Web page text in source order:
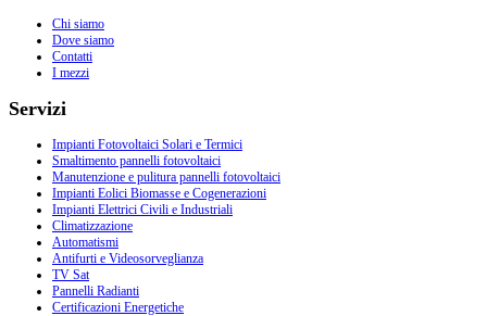
Chi siamo
Dove siamo
Contatti
I mezzi
Servizi
Impianti Fotovoltaici Solari e Termici
Smaltimento pannelli fotovoltaici
Manutenzione e pulitura pannelli fotovoltaici
Impianti Eolici Biomasse e Cogenerazioni
Impianti Elettrici Civili e Industriali
Climatizzazione
Automatismi
Antifurti e Videosorveglianza
TV Sat
Pannelli Radianti
Certificazioni Energetiche